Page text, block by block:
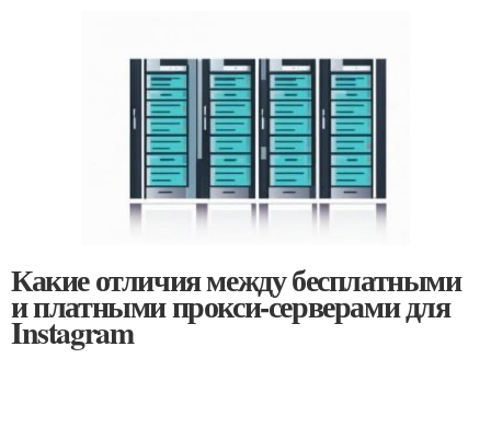
Какие отличия между бесплатными
и платными прокси-серверами для
Instagram